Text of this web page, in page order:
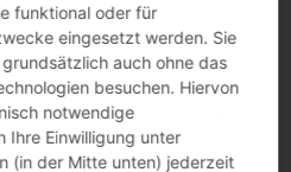
Arbeit, die unsere Teams aus
und Instandhaltung geleistet
Sie haben
um die besten Bedingungen für
zu schaffen“, sagt
Operations.
funktional oder für
eingesetzt werden. Sie
auch ohne das
besuchen. Hiervon
notwendige
Ihre Einwilligung unter
(in der Mitte unten) jederzeit